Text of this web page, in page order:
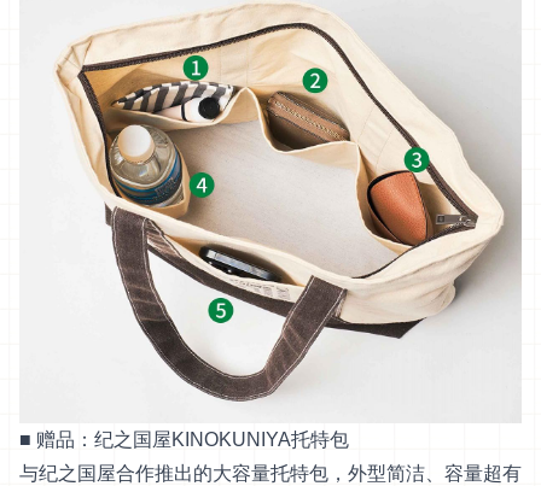
■ 赠品：纪之国屋KINOKUNIYA托特包
与纪之国屋合作推出的大容量托特包，外型简洁、容量超有